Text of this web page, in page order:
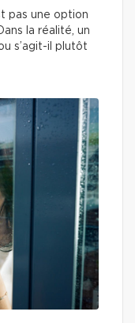
pas une option
la réalité, un
s’agit-il plutôt